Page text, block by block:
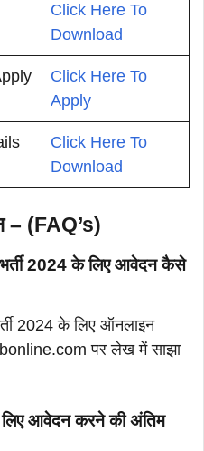
Click Here To
Download
Click Here To
Apply
Click Here To
Download
– (FAQ’s)
भर्ती 2024 के लिए आवेदन कैसे
2024 के लिए ऑनलाइन
पर लेख में साझा
आवेदन करने की अंतिम